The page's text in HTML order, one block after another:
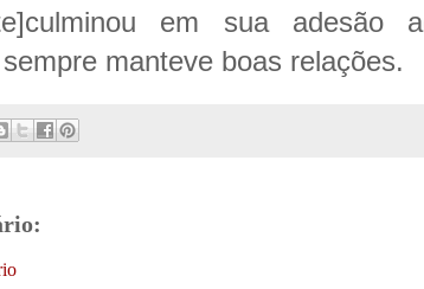
em sua adesão
manteve boas relações.